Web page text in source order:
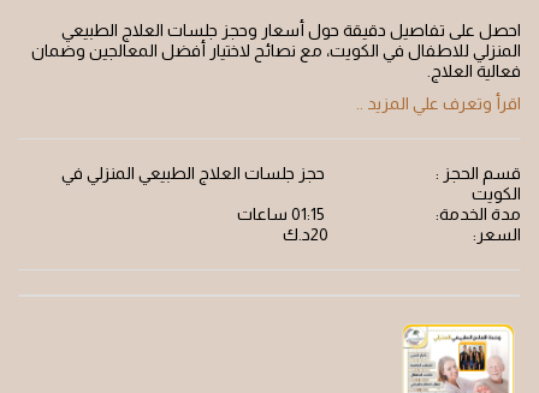
فعالية العلاج.
اقرأ وتعرف علي المزيد ..
قسم الحجز :
حجز جلسات العلاج الطبيعي المنزلي في
الكويت
مدة الخدمة:
السعر:
د.ك20